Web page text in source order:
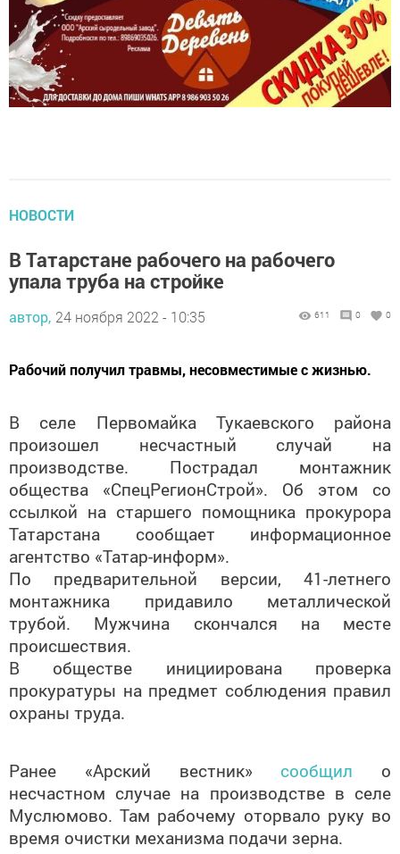
упала труба на стройке
автор, 24 ноября 2022 - 10:35
произошел несчастный случай на
производстве. Пострадал монтажник
общества «СпецРегионСтрой». Об этом со
ссылкой на старшего помощника прокурора
Татарстана сообщает информационное
агентство «Татар-информ».
По предварительной версии, 41-летнего
монтажника придавило металлической
трубой. Мужчина скончался на месте
происшествия.
В обществе инициирована проверка
прокуратуры на предмет соблюдения правил
охраны труда.
несчастном случае на производстве в селе
Муслюмово. Там рабочему оторвало руку во
время очистки механизма подачи зерна.
Фото пресс-службы Прокуратуры РТ